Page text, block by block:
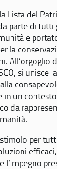
Lista del
parte di tutti
e
la
All’orgoglio
si unisce
in un
da
per
l’impegno